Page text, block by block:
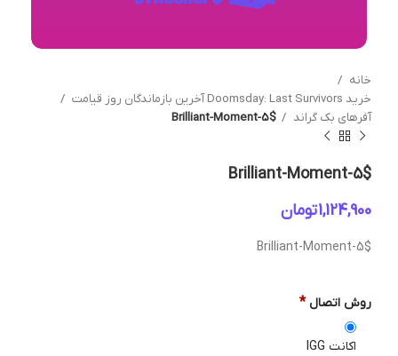
خانه
خرید Doomsday: Last Survivors آخرین بازماندگان روز قیامت
آفرهای بک گراند
Brilliant-Moment-5$
Brilliant-Moment-5$
تومان
Brilliant-Moment-5$
روش اتصال *
اکانت IGG